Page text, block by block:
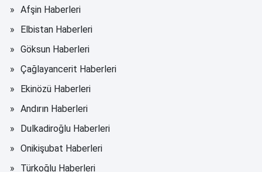
Afşin Haberleri
Elbistan Haberleri
Göksun Haberleri
Çağlayancerit Haberleri
Ekinözü Haberleri
Andırın Haberleri
Dulkadiroğlu Haberleri
Onikişubat Haberleri
Türkoğlu Haberleri